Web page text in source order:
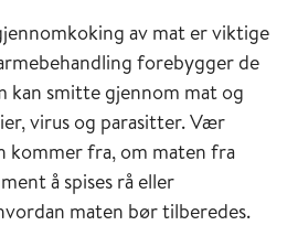
av mat er viktige
forebygger de
kan smitte gjennom mat og
virus og parasitter. Vær
kommer fra, om maten fra
å spises rå eller
maten bør tilberedes.